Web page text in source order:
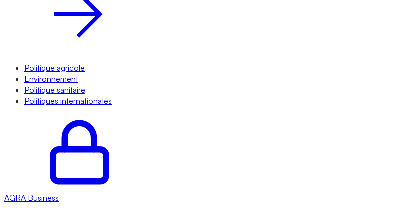
Politique agricole
Environnement
Politique sanitaire
Politiques internationales
AGRA Business